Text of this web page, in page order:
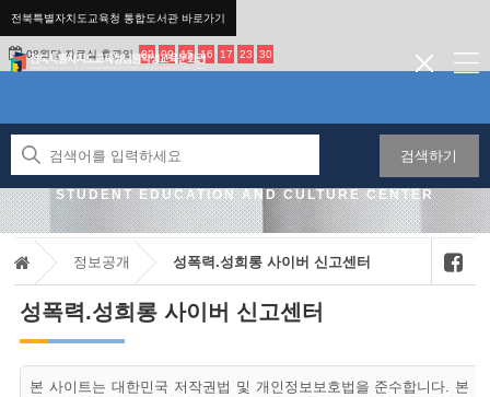
전북특별자치도교육청 통합도서관 바로가기
08월달 자료실 휴관일 02 09 15 16 17 23 30
검색하기
JEONBUK STATE OFFICE OF EDUCATION NAMWON
STUDENT EDUCATION AND CULTURE CENTER
정보공개 성폭력.성희롱 사이버 신고센터
성폭력.성희롱 사이버 신고센터
본 사이트는 대한민국 저작권법 및 개인정보보호법을 준수합니다. 본